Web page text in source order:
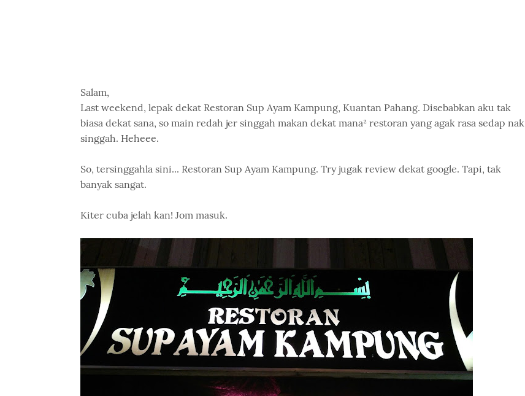
Salam,
Last weekend, lepak dekat Restoran Sup Ayam Kampung, Kuantan Pahang. Disebabkan aku tak
biasa dekat sana, so main redah jer singgah makan dekat mana² restoran yang agak rasa sedap nak
singgah. Heheee.
So, tersinggahla sini... Restoran Sup Ayam Kampung. Try jugak review dekat google. Tapi, tak
banyak sangat.
Kiter cuba jelah kan! Jom masuk.